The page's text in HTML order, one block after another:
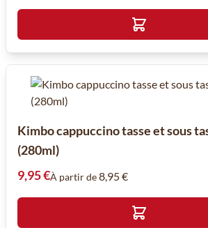
Kimbo cappuccino tasse et sous
(280ml)
9,95 €À partir de8,95 €